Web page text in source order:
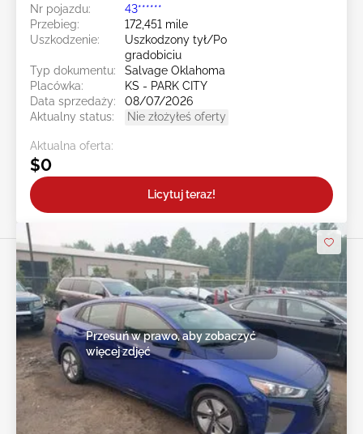
Nr pojazdu:
43******
Przebieg:
172,451 mile
Uszkodzenie:
Uszkodzony tył/Po
gradobiciu
Typ dokumentu:
Salvage Oklahoma
Placówka:
KS - PARK CITY
Data sprzedaży:
08/07/2026
Aktualny status:
Nie złożyłeś oferty
Aktualna oferta:
$0
Licytuj teraz!
Przesuń w prawo, aby zobaczyć
więcej zdjęć